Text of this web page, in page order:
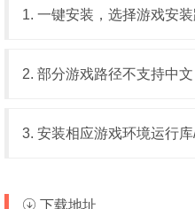
1. 一键安装，选择游戏安
2. 部分游戏路径不支持中
3. 安装相应游戏环境运行库
下载地址